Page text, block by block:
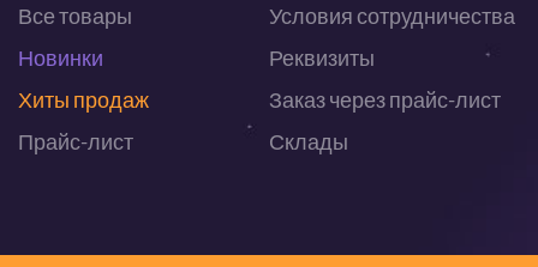
Все товары
Новинки
Хиты продаж
Прайс-лист
Условия сотрудничества
Реквизиты
Заказ через прайс-лист
Склады